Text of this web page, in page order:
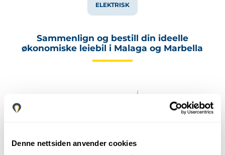
Denne nettsiden anvender cookies
ELEKTRISK
Sammenlign og bestill din ideelle
økonomiske leiebil i Malaga og Marbella